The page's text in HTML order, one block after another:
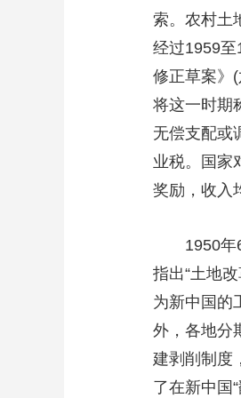
索。农村土
经过1959
修正草案》
将这一时期
无偿支配或
业税。国家
奖励，收入
1950
指出“土地
为新中国的
外，各地分
建剥削制度
了在新中国